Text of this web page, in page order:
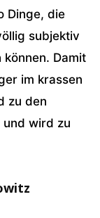
Dinge, die
subjektiv
Damit
im krassen
zu den
wird zu